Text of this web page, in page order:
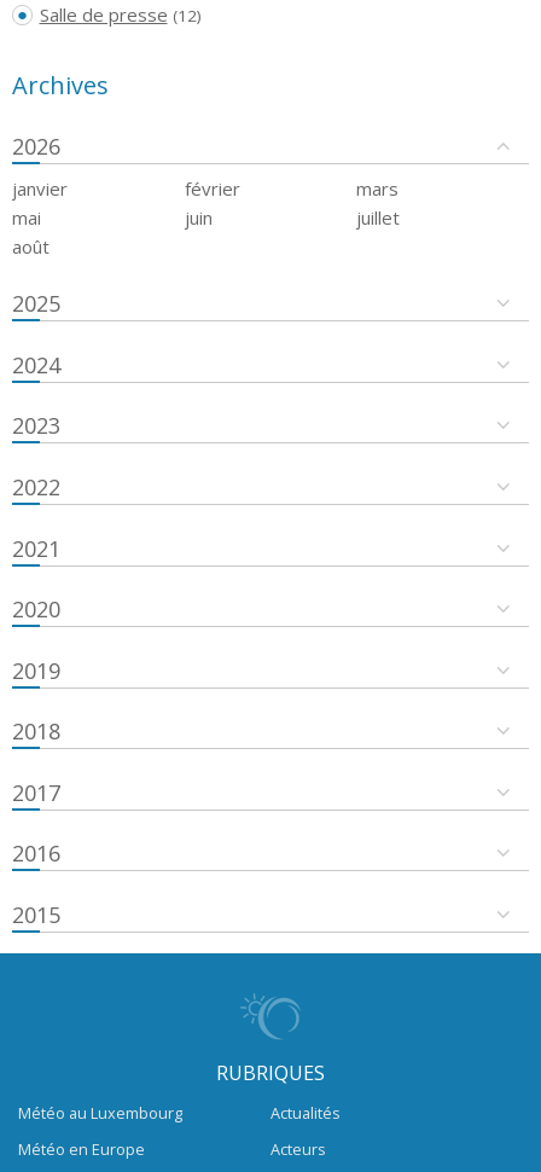
Salle de presse (12)
Archives
2026
janvier février
mars
mai
juin
juillet
août
2025
2024
2023
2022
2021
2020
2019
2018
2017
2016
2015
RUBRIQUES
Météo au Luxembourg
Météo en Europe
Actualités
Acteurs